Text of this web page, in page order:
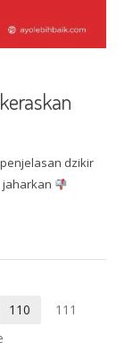
penjelasan dzikir
jaharkan
Page
110 Page
111